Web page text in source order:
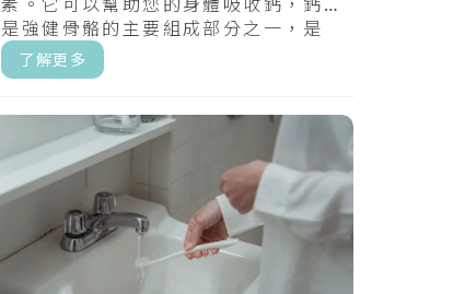
素。它可以幫助您的身體吸收鈣，鈣
是強健骨骼的主要組成部分之一，是
唯一一種人體可以少量合成的維生
素。.....
了解更多